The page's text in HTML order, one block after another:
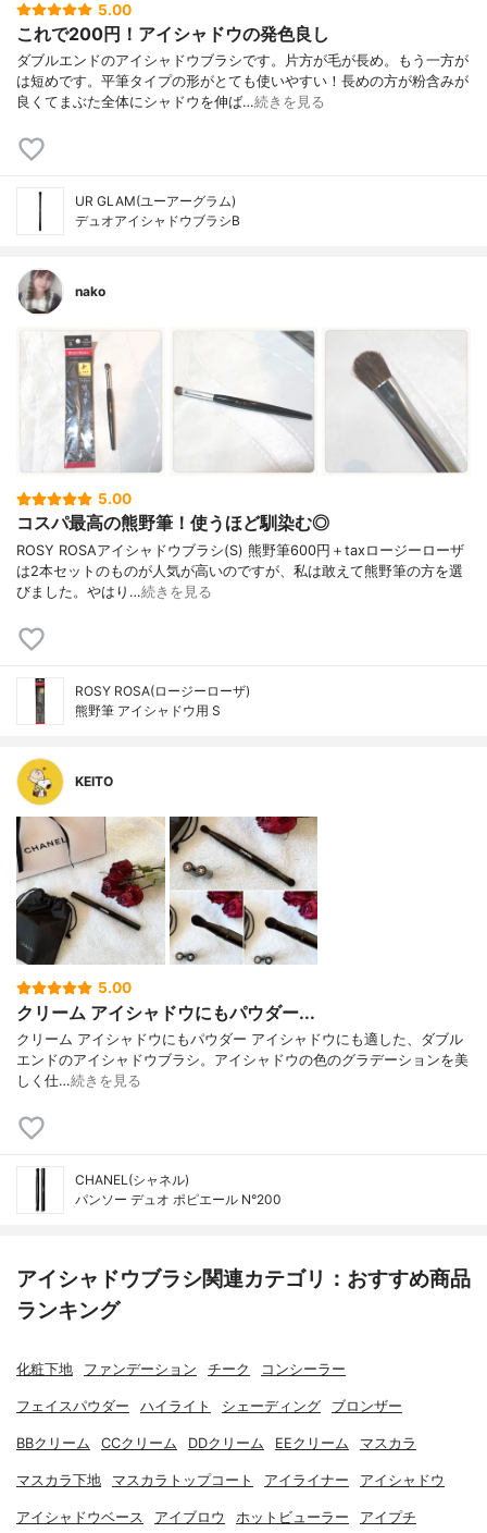
5.00
これで200円！アイシャドウの発色良し
ダブルエンドのアイシャドウブラシです。片方が毛が長め。もう一方が
は短めです。平筆タイプの形がとても使いやすい！長めの方が粉含みが
良くてまぶた全体にシャドウを伸ば…続きを見る
UR GLAM(ユーアーグラム)
デュオアイシャドウブラシB
nako
5.00
コスパ最高の熊野筆！使うほど馴染む◎
ROSY ROSAアイシャドウブラシ(S) 熊野筆600円＋taxロージーローザ
は2本セットのものが人気が高いのですが、私は敢えて熊野筆の方を選
びました。やはり…続きを見る
ROSY ROSA(ロージーローザ)
熊野筆 アイシャドウ用 S
KEITO
5.00
クリーム アイシャドウにもパウダー...
クリーム アイシャドウにもパウダー アイシャドウにも適した、ダブル
エンドのアイシャドウブラシ。アイシャドウの色のグラデーションを美
しく仕…続きを見る
CHANEL(シャネル)
パンソー デュオ ポピエール N°200
アイシャドウブラシ関連カテゴリ：おすすめ商品
ランキング
化粧下地 ファンデーション チーク コンシーラー
フェイスパウダー ハイライト シェーディング ブロンザー
BBクリーム CCクリーム DDクリーム EEクリーム マスカラ
マスカラ下地 マスカラトップコート アイライナー アイシャドウ
アイシャドウベース アイブロウ ホットビューラー アイプチ